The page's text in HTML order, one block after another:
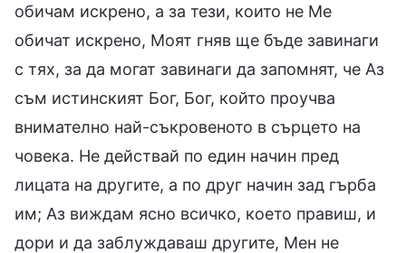
обичам искрено, а за тези, които не Ме
обичат искрено, Моят гняв ще бъде завинаги
с тях, за да могат завинаги да запомнят, че Аз
съм истинският Бог, Бог, който проучва
внимателно най-съкровеното в сърцето на
човека. Не действай по един начин пред
лицата на другите, а по друг начин зад гърба
им; Аз виждам ясно всичко, което правиш, и
дори и да заблуждаваш другите, Мен не